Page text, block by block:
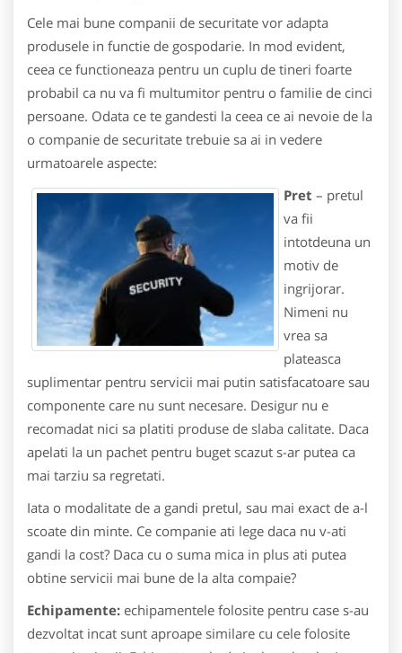
Cele mai bune companii de securitate vor adapta
produsele in functie de gospodarie. In mod evident,
ceea ce functioneaza pentru un cuplu de tineri foarte
probabil ca nu va fi multumitor pentru o familie de cinci
persoane. Odata ce te gandesti la ceea ce ai nevoie de la
o companie de securitate trebuie sa ai in vedere
urmatoarele aspecte:
Pret – pretul
va fii
intotdeuna un
motiv de
ingrijorar.
Nimeni nu
vrea sa
plateasca
suplimentar pentru servicii mai putin satisfacatoare sau
componente care nu sunt necesare. Desigur nu e
recomadat nici sa platiti produse de slaba calitate. Daca
apelati la un pachet pentru buget scazut s-ar putea ca
mai tarziu sa regretati.
Iata o modalitate de a gandi pretul, sau mai exact de a-l
scoate din minte. Ce companie ati lege daca nu v-ati
gandi la cost? Daca cu o suma mica in plus ati putea
obtine servicii mai bune de la alta compaie?
Echipamente: echipamentele folosite pentru case s-au
dezvoltat incat sunt aproape similare cu cele folosite